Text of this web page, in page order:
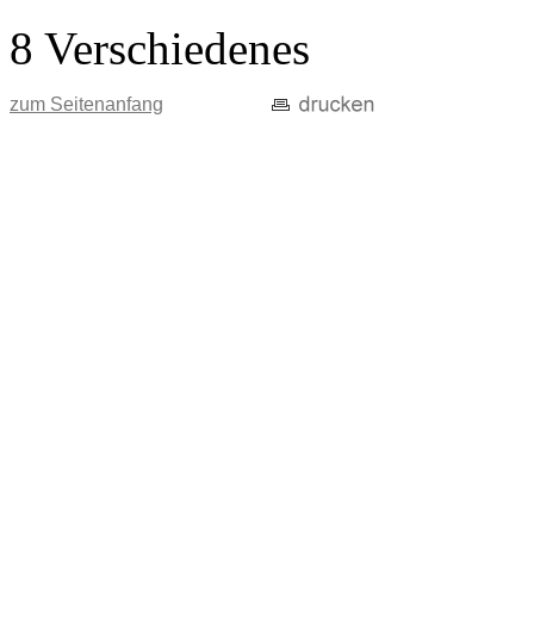
8 Verschiedenes
zum Seitenanfang